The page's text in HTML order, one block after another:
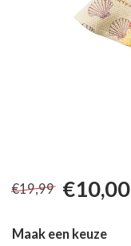
€19,99 €10,00
Maak een keuze